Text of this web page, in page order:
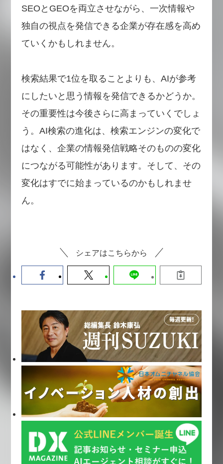
SEOとGEOを両立させながら、一次情報や
独自の視点を発信できる企業が存在感を高め
ていくかもしれません。
検索結果で1位を取ることよりも、AIが参考
にしたいと思う情報を発信できるかどうか。
その重要性は今後さらに高まっていくでしょ
う。AI検索の進化は、検索エンジンの変化で
はなく、企業の情報発信戦略そのものの変化
につながる可能性があります。そして、その
変化はすでに始まっているのかもしれませ
ん。
シェアはこちらから